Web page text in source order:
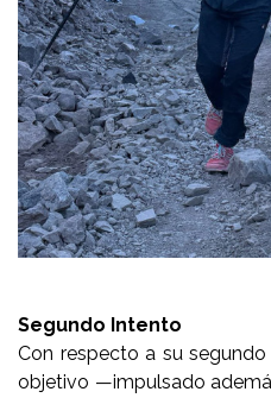
Segundo Intento
Con respecto a su
objetivo —impulsado